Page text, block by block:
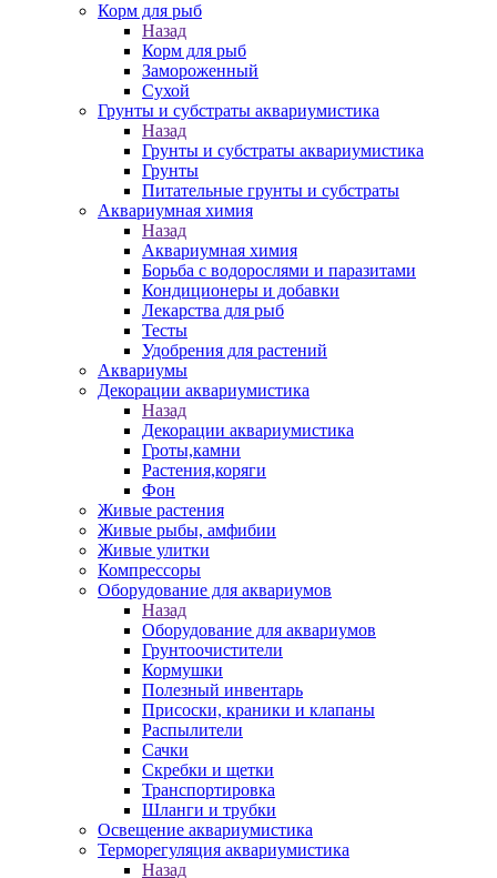
Корм для рыб
Назад
Корм для рыб
Замороженный
Сухой
Грунты и субстраты аквариумистика
Назад
Грунты и субстраты аквариумистика
Грунты
Питательные грунты и субстраты
Аквариумная химия
Назад
Аквариумная химия
Борьба с водорослями и паразитами
Кондиционеры и добавки
Лекарства для рыб
Тесты
Удобрения для растений
Аквариумы
Декорации аквариумистика
Назад
Декорации аквариумистика
Гроты,камни
Растения,коряги
Фон
Живые растения
Живые рыбы, амфибии
Живые улитки
Компрессоры
Оборудование для аквариумов
Назад
Оборудование для аквариумов
Грунтоочистители
Кормушки
Полезный инвентарь
Присоски, краники и клапаны
Распылители
Сачки
Скребки и щетки
Транспортировка
Шланги и трубки
Освещение аквариумистика
Терморегуляция аквариумистика
Назад